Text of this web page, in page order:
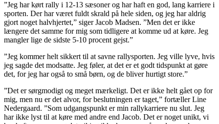
”Jeg har kørt rally i 12-13 sæsoner og har haft en god, lang karriere i
sporten. Der har været fuldt skrald på hele siden, og jeg har aldrig
gjort noget halvhjertet,” siger Jacob Madsen. ”Men det er ikke
længere det samme for mig som tidligere at komme ud at køre. Jeg
mangler lige de sidste 5-10 procent gejst.”
”Jeg kommer helt sikkert til at savne rallysporten. Jeg ville lyve, hvis
jeg sagde det modsatte. Jeg føler, at det er et godt tidspunkt at gøre
det, for jeg har også to små børn, og de bliver hurtigt store.”
”Det er sørgmodigt og meget mærkeligt. Det er ikke helt gået op for
mig, men nu er det alvor, for beslutningen er taget,” fortæller Line
Nedergaard. ”Som udgangspunkt er min rallykarriere nu slut. Jeg
har ikke lyst til at køre med andre end Jacob. Det er noget unikt, vi